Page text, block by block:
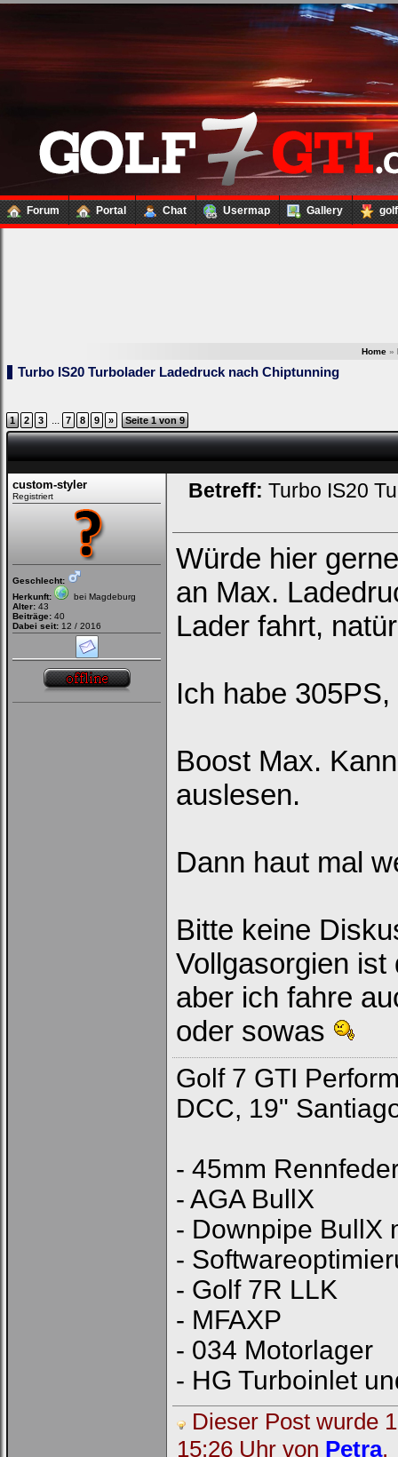
Forum Portal Chat Usermap Gallery
Loginbox
bitte
in
die
nachfolgenden
Felder
Kennwort
ein,
um
Dich
Username:
Passwort:
Bei jedem Besuch
Onlinestatus verstecken.
Home »
Turbo IS20 Turbolader Ladedruck nach Chiptunning
1 2 3 ... 7 8 9 » Seite 1 von 9
custom-styler
Registriert
Geschlecht:
Herkunft:
bei Magdeburg
Alter: 43
Beiträge: 40
Dabei seit: 12 / 2016
Betreff: Turbo IS20
Würde hier
an Max.
Lader fahrt,
Ich habe
Boost Max.
auslesen.
Dann haut mal
Bitte keine
Vollgasorgien
aber ich fahre
oder sowas
Golf 7 GTI
DCC, 19"
- 45mm
- AGA BullX
- Downpipe BullX
-
- Golf 7R LLK
- MFAXP
- 034 Motorlager
- HG Turboinlet
Dieser Post wurde
15:26 Uhr von Petra.